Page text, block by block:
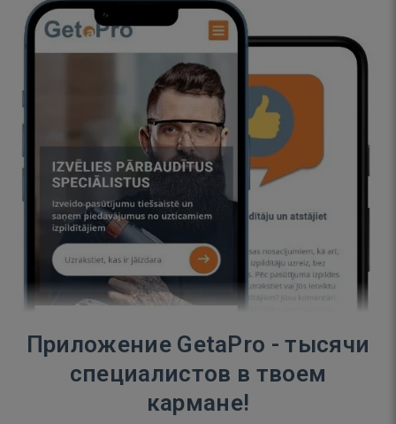
Приложение GetaPro - тысячи
специалистов в твоем
кармане!